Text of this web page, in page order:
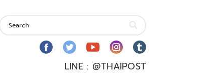
LINE : @THAIPOST